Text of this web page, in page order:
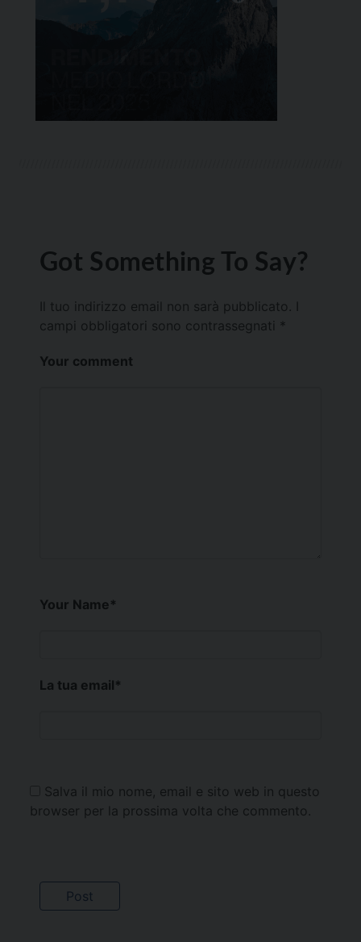
Got Something To Say?
Il tuo indirizzo email non sarà pubblicato.
campi obbligatori sono contrassegnati *
Your comment
Your Name*
La tua email*
Salva il mio nome, email e sito web in questo
browser per la prossima volta che commento.